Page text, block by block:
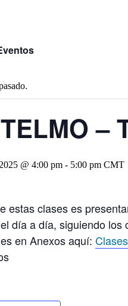
–
@ 4:00 pm - 5:00 pm CMT
estas clases es
día a día, siguiendo
en Anexos aquí: